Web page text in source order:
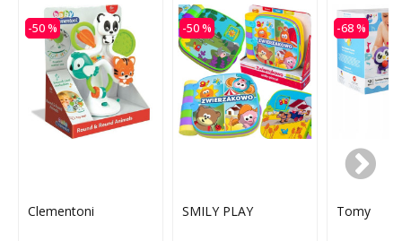
-50 %
Clementoni
-50 %
SMILY PLAY
-68 %
Tomy